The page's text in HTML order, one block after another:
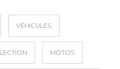
VÉHICULES
MOTOS